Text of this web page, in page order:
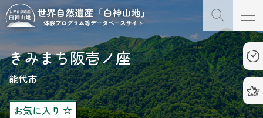
きみまち阪壱ノ座
能代市
お気に入り